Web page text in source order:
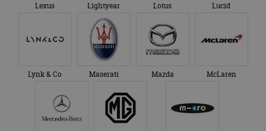
Lexus Lightyear Lotus Lucid
Lynk & Co Maserati Mazda McLaren